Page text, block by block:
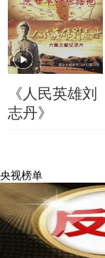
《人民英雄刘
志丹》
央视榜单